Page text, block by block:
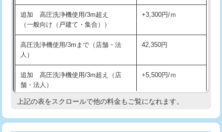
給水管工事※（保温材使用（バンド止
め込み）)
5,500円
給水管工事※（土の掘削・埋め戻し作
業)
11,000円
給水管工事※（塩ビ管（VP・HI）使
用/3ｍまで)
33,000円
給水管工事※（塩ビ管（VP・HI）使
+8,800円
追加 高圧洗浄機使用/3m超え
（一般向け（戸建て・集合））
+3,300円/ｍ
高圧洗浄機使用/3mまで（店舗・法
人）
42,350円
追加 高圧洗浄機使用/3m超え（店
舗・法人）
+5,500円/ｍ
高度高圧洗浄換 現地調査
上記の表をスクロールで他の料金もご覧になれます。